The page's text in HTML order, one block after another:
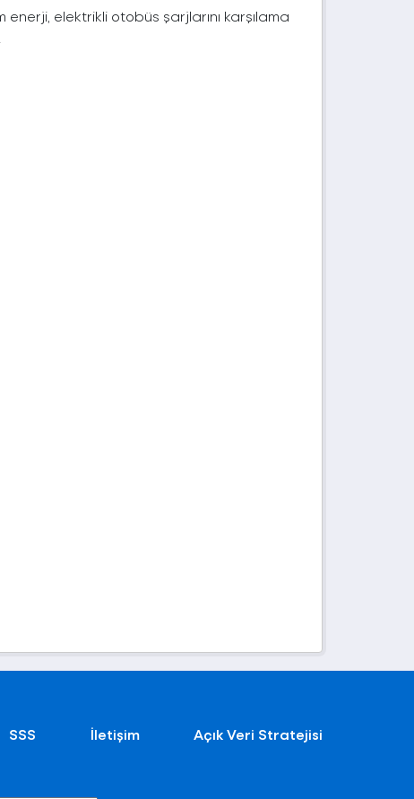
elektrikli otobüs şarjlarını karşılama
SSS İletişim Açık Veri Stratejisi